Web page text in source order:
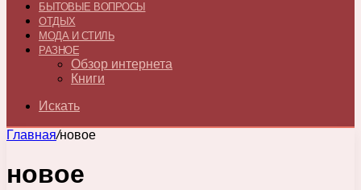
БЫТОВЫЕ ВОПРОСЫ
ОТДЫХ
МОДА И СТИЛЬ
РАЗНОЕ
Обзор интернета
Книги
Искать
Главная/новое
новое